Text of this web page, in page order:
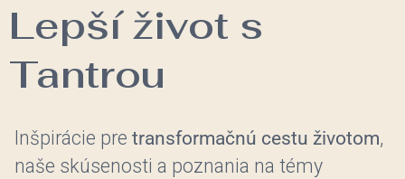
Lepší život s
Tantrou
Inšpirácie pre transformačnú cestu životom,
naše skúsenosti a poznania na témy